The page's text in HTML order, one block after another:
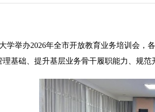
学举办2026年全市开放教育业务培训会
基础、提升基层业务骨干履职能力、规范